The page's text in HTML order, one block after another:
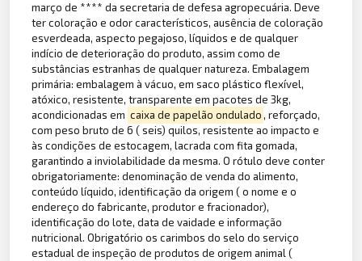
março de **** da secretaria de defesa agropecuária. Deve
ter coloração e odor característicos, ausência de coloração
esverdeada, aspecto pegajoso, líquidos e de qualquer
indício de deterioração do produto, assim como de
substâncias estranhas de qualquer natureza. Embalagem
primária: embalagem à vácuo, em saco plástico flexível,
atóxico, resistente, transparente em pacotes de 3kg,
acondicionadas em caixa de papelão ondulado, reforçado,
com peso bruto de 6 ( seis) quilos, resistente ao impacto e
às condições de estocagem, lacrada com fita gomada,
garantindo a inviolabilidade da mesma. O rótulo deve conter
obrigatoriamente: denominação de venda do alimento,
conteúdo líquido, identificação da origem ( o nome e o
endereço do fabricante, produtor e fracionador),
identificação do lote, data de vaidade e informação
nutricional. Obrigatório os carimbos do selo do serviço
estadual de inspeção de produtos de origem animal (